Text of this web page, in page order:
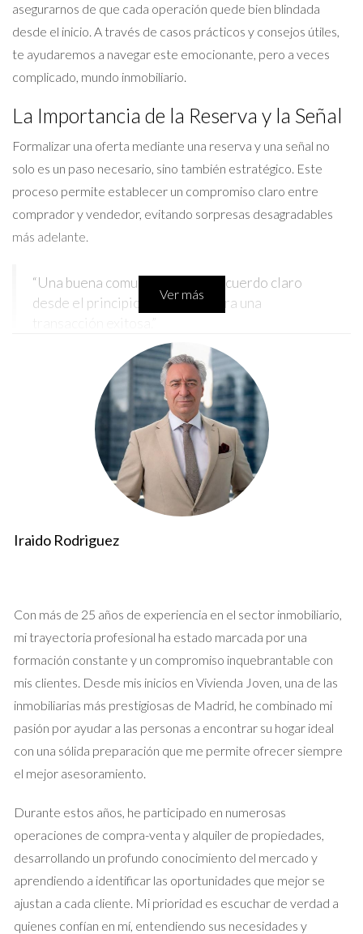
asegurarnos de que cada operación quede bien blindada
desde el inicio. A través de casos prácticos y consejos útiles,
te ayudaremos a navegar este emocionante, pero a veces
complicado, mundo inmobiliario.
La Importancia de la Reserva y la Señal
Formalizar una oferta mediante una reserva y una señal no
solo es un paso necesario, sino también estratégico. Este
proceso permite establecer un compromiso claro entre
comprador y vendedor, evitando sorpresas desagradables
más adelante.
“Una buena comunicación y un acuerdo claro
desde el principio son claves para una
Al realizar una reserva, el comprador asegura temporalmente
la propiedad mientras se llevan a cabo las verificaciones
necesarias. Por otro lado, la señal actúa como un depósito
que demuestra la intención seria del comprador. Sin embargo,
es vital entender las implicaciones legales y financieras que
conllevan ambos conceptos.
Casos Prácticos Naturales
Madrid. Después de visitar varias propiedades, decides hacer
una oferta. Aquí es donde entra en juego la reserva. Al pagar
una pequeña cantidad como reserva, aseguras que nadie más
pueda comprar ese piso mientras realizas las gestiones
necesarias, como obtener financiación o realizar una
inspección técnica. Esto no solo te proporciona tranquilidad,
sino que también te da tiempo para tomar decisiones
informadas.
Caso 2: Inversión en una Propiedad Comercial
Supongamos que eres un emprendedor interesado en
adquirir un local comercial para tu nuevo negocio. Antes de
comprometerte completamente, decides hacer una señal al
propietario. Este gesto no solo muestra tu interés genuino,
sino que también establece un marco temporal para negociar
Ver más
Iraido Rodriguez
Con más de 25 años de experiencia en el sector inmobiliario,
mi trayectoria profesional ha estado marcada por una
formación constante y un compromiso inquebrantable con
mis clientes. Desde mis inicios en Vivienda Joven, una de las
inmobiliarias más prestigiosas de Madrid, he combinado mi
pasión por ayudar a las personas a encontrar su hogar ideal
con una sólida preparación que me permite ofrecer siempre
el mejor asesoramiento.
Durante estos años, he participado en numerosas
operaciones de compra-venta y alquiler de propiedades,
desarrollando un profundo conocimiento del mercado y
aprendiendo a identificar las oportunidades que mejor se
ajustan a cada cliente. Mi prioridad es escuchar de verdad a
quienes confían en mí, entendiendo sus necesidades y